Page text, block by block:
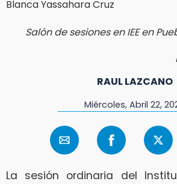
Salón de sesiones en IEE en
RAUL LAZCANO
Miércoles, Abril 22,
La sesión ordinaria del